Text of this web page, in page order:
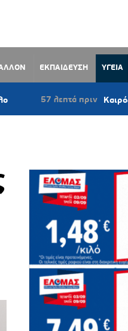
ΕΚΠΑΙΔΕΥΣΗ ΥΓΕΙΑ
λεπτά πριν Καιρός: Ισχυρά